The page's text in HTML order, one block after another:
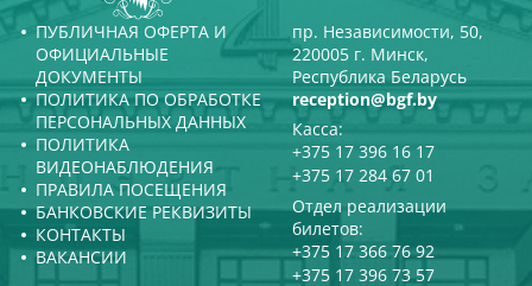
ПУБЛИЧНАЯ ОФЕРТА И
ОФИЦИАЛЬНЫЕ
ДОКУМЕНТЫ
ПОЛИТИКА ПО ОБРАБОТКЕ
ПЕРСОНАЛЬНЫХ ДАННЫХ
ПОЛИТИКА
ВИДЕОНАБЛЮДЕНИЯ
ПРАВИЛА ПОСЕЩЕНИЯ
БАНКОВСКИЕ РЕКВИЗИТЫ
КОНТАКТЫ
ВАКАНСИИ
пр. Независимости, 50,
220005 г. Минск,
Республика Беларусь
reception@bgf.by
Касса:
+375 17 396 16 17
+375 17 284 67 01
Отдел реализации
билетов:
+375 17 366 76 92
+375 17 396 73 57